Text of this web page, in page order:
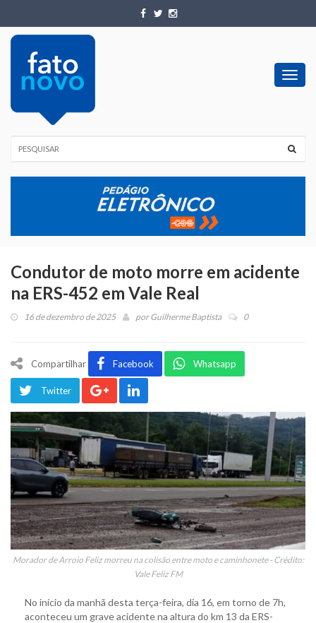
Condutor de moto morre em acidente
na ERS-452 em Vale Real
16 de dezembro de 2025 porGuilherme Baptista 0
Compartilhar Facebook Whatsapp
Twitter
Morador de Arroio Feliz morreu na colisão entre moto e caminhonete - Crédito:
Vale Feliz FM
No início da manhã desta terça-feira, dia 16, em torno de 7h,
aconteceu um grave acidente na altura do km 13 da ERS-